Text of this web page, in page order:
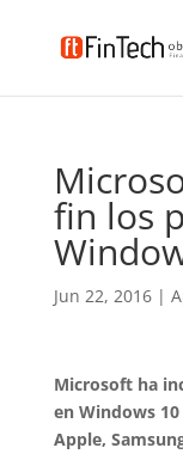
fin los
Jun 22, 2016|
Microsoft ha
en Windows
Apple,